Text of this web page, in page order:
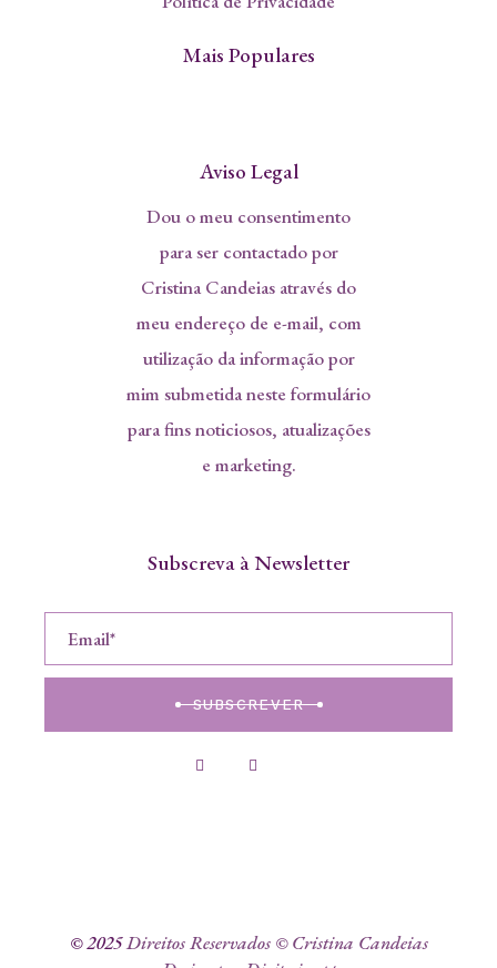
Mais Populares
Aviso Legal
Dou o meu consentimento
para ser contactado por
Cristina Candeias através do
meu endereço de e-mail, com
utilização da informação por
mim submetida neste formulário
para fins noticiosos, atualizações
e marketing.
Subscreva à Newsletter
SUBSCREVER
© 2025Direitos Reservados © Cristina Candeias